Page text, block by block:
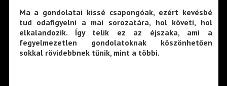
Ma a gondolatai kissé csapongóak, ezért kevésbé
tud odafigyelni a mai sorozatára, hol követi, hol
elkalandozik. Így telik ez az éjszaka, ami a
fegyelmezetlen gondolatoknak köszönhetően
sokkal rövidebbnek tűnik, mint a többi.